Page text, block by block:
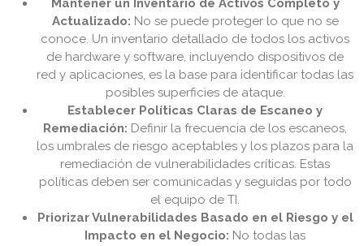
Mantener un Inventario de Activos Completo y
Actualizado: No se puede proteger lo que no se
conoce. Un inventario detallado de todos los activos
de hardware y software, incluyendo dispositivos de
red y aplicaciones, es la base para identificar todas las
posibles superficies de ataque.
Establecer Políticas Claras de Escaneo y
Remediación: Definir la frecuencia de los escaneos,
los umbrales de riesgo aceptables y los plazos para la
remediación de vulnerabilidades críticas. Estas
políticas deben ser comunicadas y seguidas por todo
el equipo de TI.
Priorizar Vulnerabilidades Basado en el Riesgo y el
Impacto en el Negocio: No todas las